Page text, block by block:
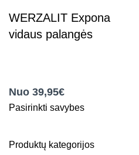
Produktų kategorijos
WERZALIT Expona
vidaus palangės
Nuo 39,95€
Pasirinkti savybes